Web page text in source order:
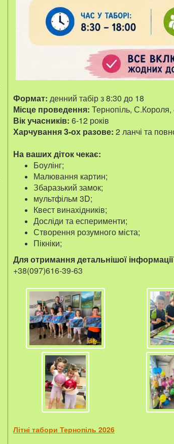
Формат: денний табір з 8:30 до 18
Місце проведення: Тернопіль,
Вік учасників: 6-12 років
Харчування 3-ох разове: 2 ланчі та
На ваших діток чекає:
Боулінг;
Малювання картин;
Збаразький замок;
мультфільм 3D;
Квест винахідників;
Досліди та есперименти;
Створення розумного міста;
Пікніки;
Для отримання детальнішої
+38(097)616-39-63
Літні табори Тернопіль 2026